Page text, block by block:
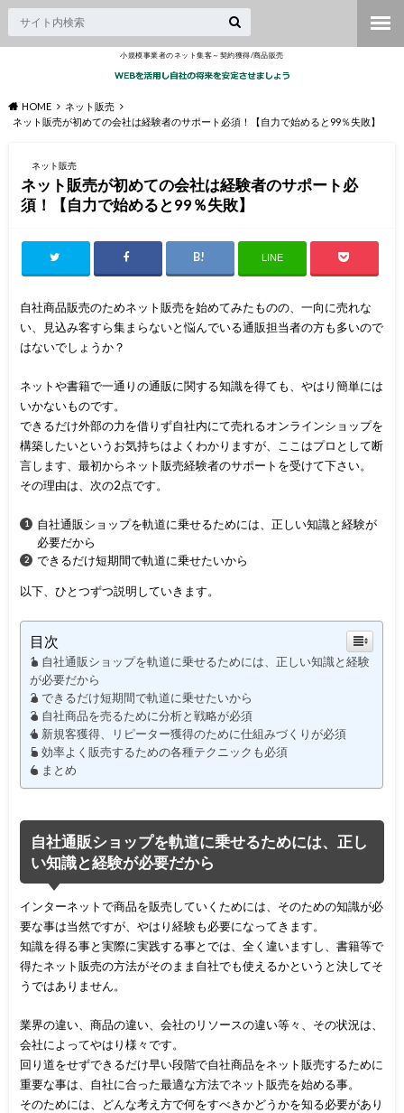
小規模事業者のネット集客～契約獲得/商品販売
HOME
ネット販売
ネット販売が初めての会社は経験者のサポート必須！【自力で始めると99％失敗】
ネット販売
ネット販売が初めての会社は経験者のサポート必
須！【自力で始めると99％失敗】
LINE
自社商品販売のためネット販売を始めてみたものの、一向に売れな
い、見込み客すら集まらないと悩んでいる通販担当者の方も多いので
はないでしょうか？
ネットや書籍で一通りの通販に関する知識を得ても、やはり簡単には
いかないものです。
できるだけ外部の力を借りず自社内にて売れるオンラインショップを
構築したいというお気持ちはよくわかりますが、ここはプロとして断
言します、最初からネット販売経験者のサポートを受けて下さい。
その理由は、次の2点です。
自社通販ショップを軌道に乗せるためには、正しい知識と経験が
必要だから
できるだけ短期間で軌道に乗せたいから
以下、ひとつずつ説明していきます。
目次
自社通販ショップを軌道に乗せるためには、正しい知識と経験
が必要だから
できるだけ短期間で軌道に乗せたいから
自社商品を売るために分析と戦略が必須
新規客獲得、リピーター獲得のために仕組みづくりが必須
効率よく販売するための各種テクニックも必須
まとめ
自社通販ショップを軌道に乗せるためには、正し
い知識と経験が必要だから
インターネットで商品を販売していくためには、そのための知識が必
要な事は当然ですが、やはり経験も必要になってきます。
知識を得る事と実際に実践する事とでは、全く違いますし、書籍等で
得たネット販売の方法がそのまま自社でも使えるかというと決してそ
うではありません。
業界の違い、商品の違い、会社のリソースの違い等々、その状況は、
会社によってやはり様々です。
回り道をせずできるだけ早い段階で自社商品をネット販売するために
重要な事は、自社に合った最適な方法でネット販売を始める事。
そのためには、どんな考え方で何をすべきかどうかを知る必要があり